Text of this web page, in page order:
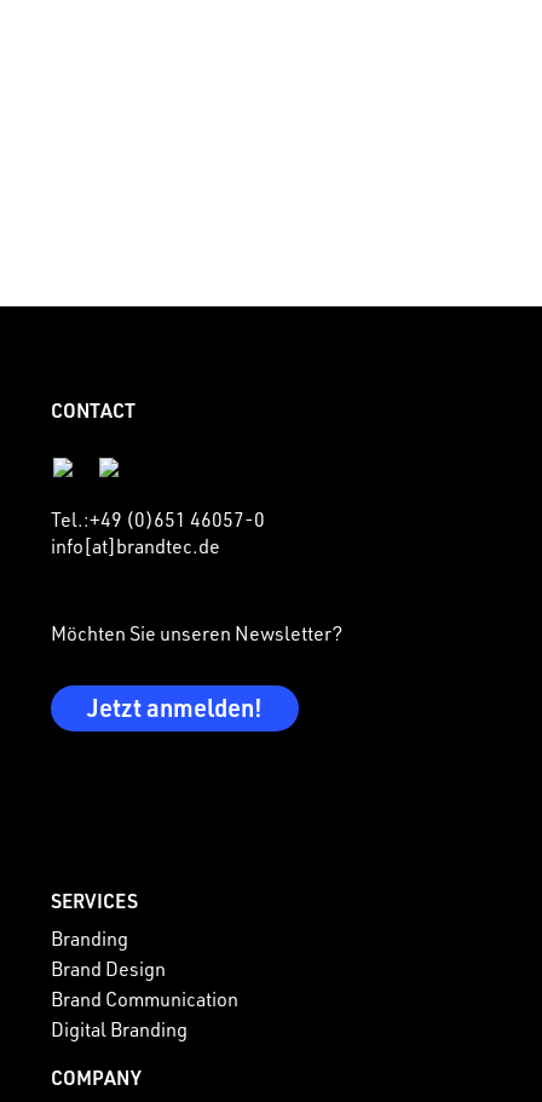
CONTACT
Tel.:+49 (0)651 46057-0
info[at]brandtec.de
Möchten Sie unseren Newsletter?
Jetzt anmelden!
SERVICES
Branding
Brand Design
Brand Communication
Digital Branding
COMPANY